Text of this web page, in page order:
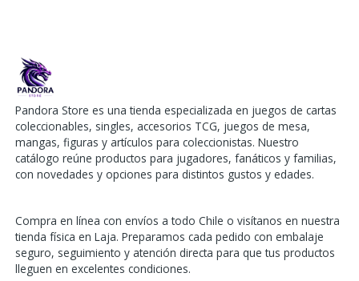
Pandora Store es una tienda especializada en juegos de cartas
coleccionables, singles, accesorios TCG, juegos de mesa,
mangas, figuras y artículos para coleccionistas. Nuestro
catálogo reúne productos para jugadores, fanáticos y familias,
con novedades y opciones para distintos gustos y edades.
Compra en línea con envíos a todo Chile o visítanos en nuestra
tienda física en Laja. Preparamos cada pedido con embalaje
seguro, seguimiento y atención directa para que tus productos
lleguen en excelentes condiciones.